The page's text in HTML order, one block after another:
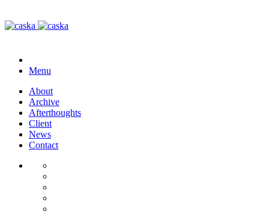
Menu
About
Archive
Afterthoughts
Client
News
Contact